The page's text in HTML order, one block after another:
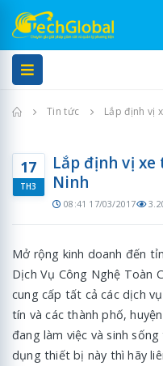
Trang chủ
Tin tức Lắp định vị
17
TH3
Lắp định vị
Ninh
08:41 17/03/2017
Mở rộng kinh doanh đến
Dịch Vụ Công Nghệ Toàn
cung cấp tất cả các dịch
tín và các thành phố,
đang làm việc và sinh
dụng thiết bị này thì hãy